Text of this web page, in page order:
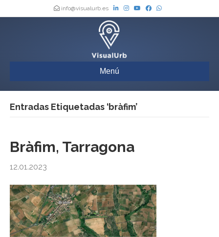
info@visualurb.es
Menú
Entradas Etiquetadas ‘bràfim’
Bràfim, Tarragona
12.01.2023